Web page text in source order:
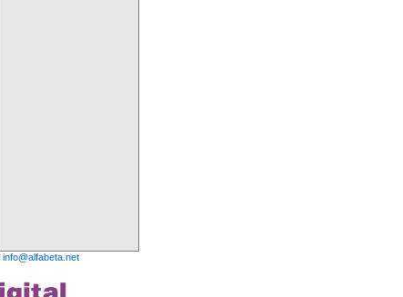
info@alfabeta.net